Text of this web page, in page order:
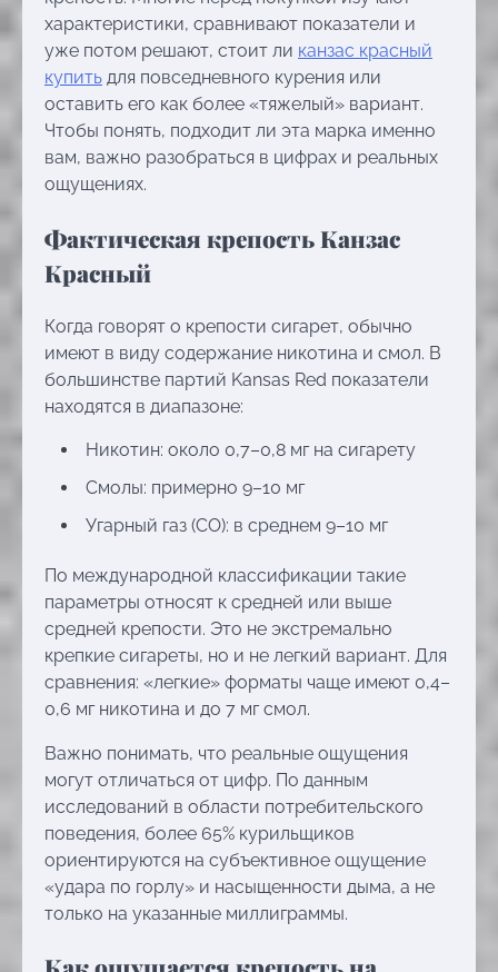
характеристики, сравнивают показатели и
уже потом решают, стоит ли канзас красный
купить для повседневного курения или
оставить его как более «тяжелый» вариант.
Чтобы понять, подходит ли эта марка именно
вам, важно разобраться в цифрах и реальных
ощущениях.
Фактическая крепость Канзас
Красный
Когда говорят о крепости сигарет, обычно
имеют в виду содержание никотина и смол. В
большинстве партий Kansas Red показатели
находятся в диапазоне:
Никотин: около 0,7–0,8 мг на сигарету
Смолы: примерно 9–10 мг
Угарный газ (CO): в среднем 9–10 мг
По международной классификации такие
параметры относят к средней или выше
средней крепости. Это не экстремально
крепкие сигареты, но и не легкий вариант. Для
сравнения: «легкие» форматы чаще имеют 0,4–
0,6 мг никотина и до 7 мг смол.
Важно понимать, что реальные ощущения
могут отличаться от цифр. По данным
исследований в области потребительского
поведения, более 65% курильщиков
ориентируются на субъективное ощущение
«удара по горлу» и насыщенности дыма, а не
только на указанные миллиграммы.